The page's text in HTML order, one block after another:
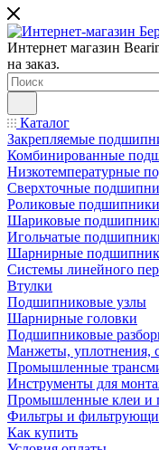
Интернет магазин
на заказ.
Каталог
Закрепляемые
Комбинированные
Низкотемпературные
Сверхточные
Роликовые подшипники
Шариковые
Игольчатые
Шарнирные
Системы линейного
Втулки
Подшипниковые узлы
Шарнирные головки
Подшипниковые
Манжеты, уплотнения,
Промышленные
Инструменты для
Промышленные клеи и
Фильтры и
Как купить